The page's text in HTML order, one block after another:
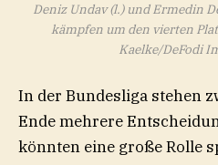
Deniz Undav (l.) und Ermedin
kämpfen um den vierten
Kaelke/DeFodi
In der Bundesliga stehen
Ende mehrere
könnten eine große Rolle